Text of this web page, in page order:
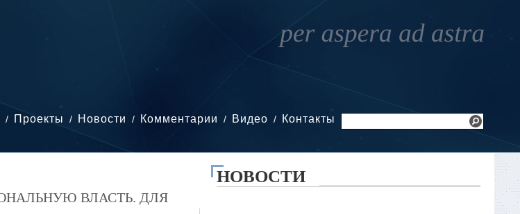
Проекты Новости Комментарии Видео Контакты
ВЛАСТЬ. ДЛЯ
НОВОСТИ